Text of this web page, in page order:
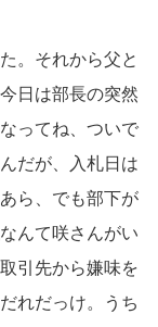
。それから父と
日は部長の突然
ってね、ついで
だが、入札日は
ら、でも部下が
んて咲さんがい
引先から嫌味を
れだっけ。うち